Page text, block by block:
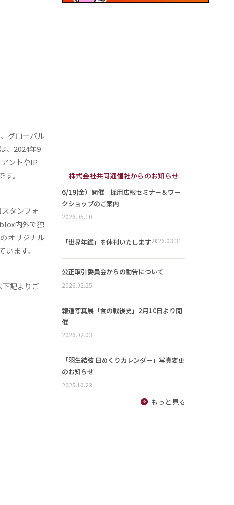
グローバル
、2024年9
ントやIP
。
タンフォ
内外で独
オリジナル
ます。
記よりご
株式会社共同通信社からのお知らせ
6/19(金）開催 採用広報セミナー＆ワー
クショップのご案内
2026.05.10
「世界年鑑」を休刊いたします2026.03.31
公正取引委員会からの勧告について
2026.02.25
報道写真展「食の戦後史」2月10日より開
催
2026.02.03
「羽生結弦 日めくりカレンダー」写真変更
のお知らせ
2025.10.23
もっと見る